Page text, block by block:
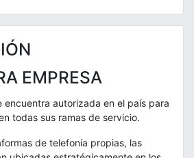
EMPRESA
encuentra autorizada en el país para
todas sus ramas de servicio.
de telefonía propias, las